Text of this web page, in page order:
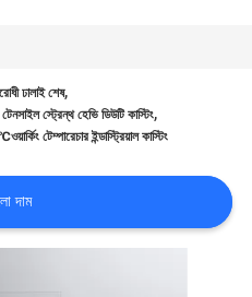
ঢালাই শেষ,
স্ট্রেন্থ হেভি ডিউটি ​​কাস্টিং,
টেম্পারেচার ইন্ডাস্ট্রিয়াল কাস্টিং
দাম